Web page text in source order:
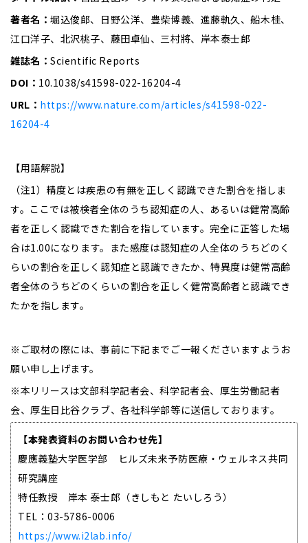
著者名：堀込俊郎、日野公洋、豊柴博義、進藤軌久、船木桂、
江口洋子、北沢桃子、藤田卓仙、三村將、岸本泰士郎
雑誌名：Scientific Reports
DOI： 10.1038/s41598-022-16204-4
URL： https://www.nature.com/articles/s41598-022-
16204-4
【用語解説】
（注1）精度とは疾患の有無を正しく認識できた割合を指しま
す。ここでは被検者全体のうち認知症の人、あるいは健常高齢
者を正しく認識できた割合を指しています。完全に正答した場
合は1.00になります。また感度は認知症の人全体のうちどのく
らいの割合を正しく認知症と認識できたか、特異度は健常高齢
者全体のうちどのくらいの割合を正しく健常高齢者と認識でき
たかを指します。
※ご取材の際には、事前に下記までご一報くださいますようお
願い申し上げます。
※本リリースは文部科学記者会、科学記者会、厚生労働記者
会、厚生日比谷クラブ、各社科学部等に送信しております。
【本発表資料のお問い合わせ先】
慶應義塾大学医学部 ヒルズ未来予防医療・ウェルネス共同
研究講座
特任教授 岸本 泰士郎（きしもと たいしろう）
TEL：03-5786-0006
https://www.i2lab.info/